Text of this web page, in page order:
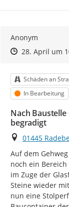
Anonym
Zeitpunkt des
Zeitpunkt des
28. April um
Kategorie
Schäden an
Status
In Bearbeitung
Nach
begradigt
Ort
01445
Auf dem
noch ein
im Zuge der
Steine wieder
nun eine